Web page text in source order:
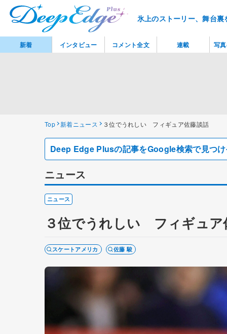
氷上のストーリー、舞台
Top 新着ニュース ３位でうれしい フィギュア佐藤談話
Deep Edge Plusの記事をGoogle検索で見つ
ニュース
ニュース
３位でうれしい フィギュア
スケートアメリカ 佐藤 駿
新着 インタビュー コメント全文 連載 写